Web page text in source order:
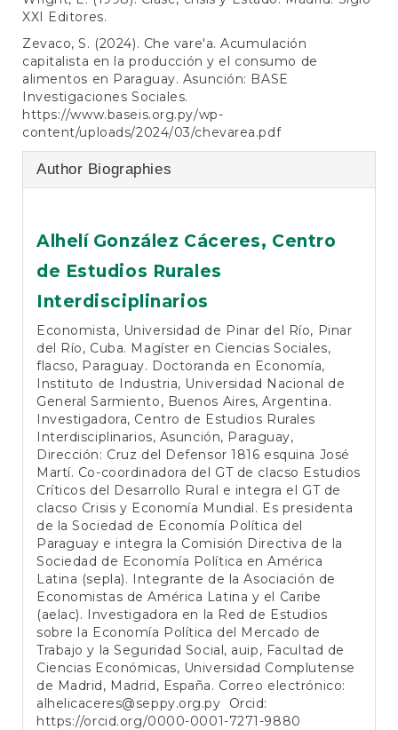
XXI Editores.
Zevaco, S. (2024). Che vare'a. Acumulación
capitalista en la producción y el consumo de
alimentos en Paraguay. Asunción: BASE
Investigaciones Sociales.
https://www.baseis.org.py/wp-
content/uploads/2024/03/chevarea.pdf
Author Biographies
Alhelí González Cáceres, Centro
de Estudios Rurales
Interdisciplinarios
Economista, Universidad de Pinar del Río, Pinar
del Río, Cuba. Magíster en Ciencias Sociales,
flacso, Paraguay. Doctoranda en Economía,
Instituto de Industria, Universidad Nacional de
General Sarmiento, Buenos Aires, Argentina.
Investigadora, Centro de Estudios Rurales
Interdisciplinarios, Asunción, Paraguay,
Dirección: Cruz del Defensor 1816 esquina José
Martí. Co-coordinadora del GT de clacso Estudios
Críticos del Desarrollo Rural e integra el GT de
clacso Crisis y Economía Mundial. Es presidenta
de la Sociedad de Economía Política del
Paraguay e integra la Comisión Directiva de la
Sociedad de Economía Política en América
Latina (sepla). Integrante de la Asociación de
Economistas de América Latina y el Caribe
(aelac). Investigadora en la Red de Estudios
sobre la Economía Política del Mercado de
Trabajo y la Seguridad Social, auip, Facultad de
Ciencias Económicas, Universidad Complutense
de Madrid, Madrid, España. Correo electrónico:
alhelicaceres@seppy.org.py Orcid:
https://orcid.org/0000-0001-7271-9880